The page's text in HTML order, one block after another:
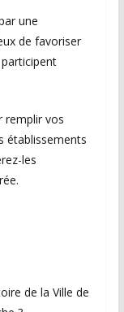
une
de favoriser
remplir vos
établissements
les
de la Ville de